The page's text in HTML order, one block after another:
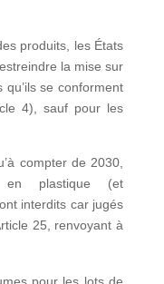
produits, les États
la mise sur
se conforment
4), sauf pour les
compter de 2030,
en plastique (et
interdits car jugés
25, renvoyant à